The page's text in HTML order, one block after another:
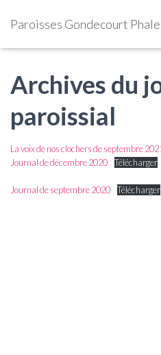
Paroisses Gondecourt
Archives du
paroissial
La voix de nos clochers de septembre
Journal de décembre 2020
Télécharger
Journal de septembre 2020 Télécharger